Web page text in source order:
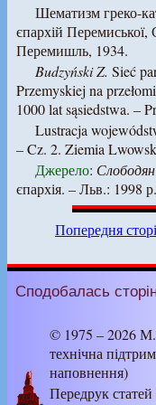
Шематизм греко-
єпархій Перемиської,
Перемишль, 1934.
Budzyński Z. Sieć
Przemyskiej na
1000 lat sąsiedstwa. –
Lustracja
– Cz. 2. Ziemia
Джерело:
єпархія. – Льв.: 1998
Попередня
Сподобалась
© 1975 – 2026
технічна
наповнення)
Передрук статей